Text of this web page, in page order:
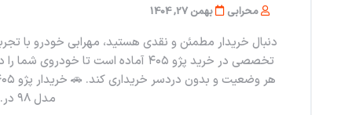
محرابی بهمن 27, 1404
دنبال خریدار مطمئن و نقدی هستید، مهرابی خودرو با
تخصصی در خرید پژو ۴۰۵ آماده است تا خودروی شما
هر وضعیت و بدون دردسر
مدل ۹۸ در...